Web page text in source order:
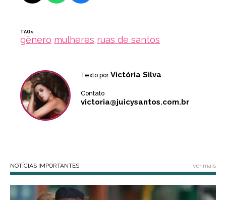
TAGs
gênero mulheres ruas de santos
Texto por Victória Silva
Contato
victoria@juicysantos.com.br
NOTÍCIAS IMPORTANTES ver mais